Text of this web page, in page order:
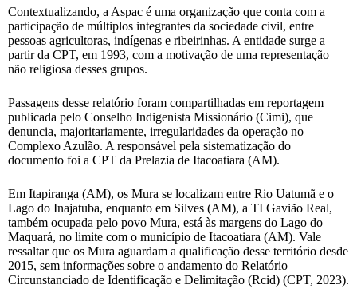
Contextualizando, a Aspac é uma organização que conta com a
participação de múltiplos integrantes da sociedade civil, entre
pessoas agricultoras, indígenas e ribeirinhas. A entidade surge a
partir da CPT, em 1993, com a motivação de uma representação
não religiosa desses grupos.
Passagens desse relatório foram compartilhadas em reportagem
publicada pelo Conselho Indigenista Missionário (Cimi), que
denuncia, majoritariamente, irregularidades da operação no
Complexo Azulão. A responsável pela sistematização do
documento foi a CPT da Prelazia de Itacoatiara (AM).
Em Itapiranga (AM), os Mura se localizam entre Rio Uatumã e o
Lago do Inajatuba, enquanto em Silves (AM), a TI Gavião Real,
também ocupada pelo povo Mura, está às margens do Lago do
Maquará, no limite com o município de Itacoatiara (AM). Vale
ressaltar que os Mura aguardam a qualificação desse território desde
2015, sem informações sobre o andamento do Relatório
Circunstanciado de Identificação e Delimitação (Rcid) (CPT, 2023).